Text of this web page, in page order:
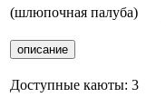
(шлюпочная палуба)
описание
Доступные каюты: 3